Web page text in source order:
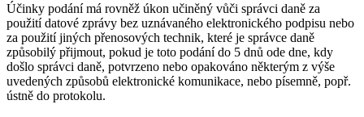
Účinky podání má rovněž úkon učiněný vůči správci daně za
použití datové zprávy bez uznávaného elektronického podpisu nebo
za použití jiných přenosových technik, které je správce daně
způsobilý přijmout, pokud je toto podání do 5 dnů ode dne, kdy
došlo správci daně, potvrzeno nebo opakováno některým z výše
uvedených způsobů elektronické komunikace, nebo písemně, popř.
ústně do protokolu.